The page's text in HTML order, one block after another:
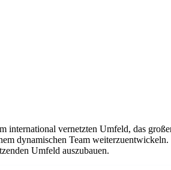
international vernetzten Umfeld, das
dynamischen Team
Umfeld auszubauen.